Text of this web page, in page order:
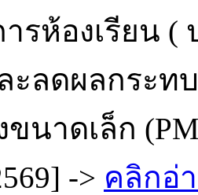
ารห้องเรียน
ะลดผลกระท
นาดเล็ก
-> คลิกอ่